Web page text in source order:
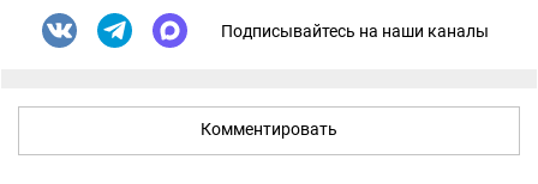
Подписывайтесь на наши каналы
Комментировать